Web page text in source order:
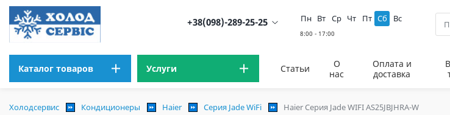
+38(098)-289-25-25 Пн Вт Ср Чт Пт Сб Вс
Каталог товаров Услуги Статьи
О
нас
Оплата и
доставка
Холодсервис Кондиционеры Haier Серия Jade WiFi Haier Серия Jade WIFI AS25JBJHRA-W